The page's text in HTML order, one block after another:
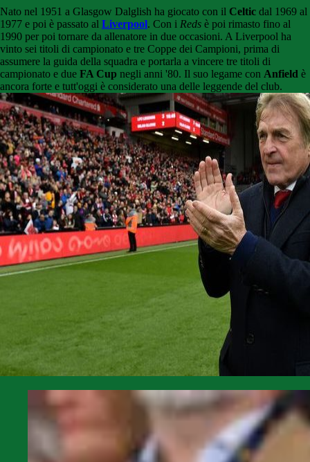
Nato nel 1951 a Glasgow Dalglish ha giocato con il Celtic dal 1969 al
1977 e poi è passato al Liverpool. Con i Reds è poi rimasto fino al
1990 per poi tornare da allenatore in due occasioni. A Liverpool ha
vinto sei titoli di campionato e tre Coppe dei Campioni, prima di
assumere la guida della squadra e portarla a vincere tre titoli di
campionato e due FA Cup negli anni '80. Il suo legame con Anfield è
ancora forte e tutt'oggi è considerato una delle leggende del club.